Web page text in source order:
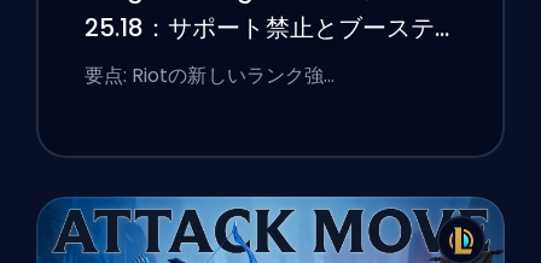
25.18：サポート禁止とブーステ
ィングのフラグ
要点: Riotの新しいランク強…